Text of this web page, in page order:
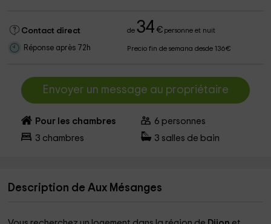
Contact direct de34 €personne et nuit
Réponse après 72h Precio fin de semana desde 136€
Envoyer un message au propriétaire
Pour les chambres 6 personnes
3 chambres 3 salles de bain
Description de Aux Mésanges